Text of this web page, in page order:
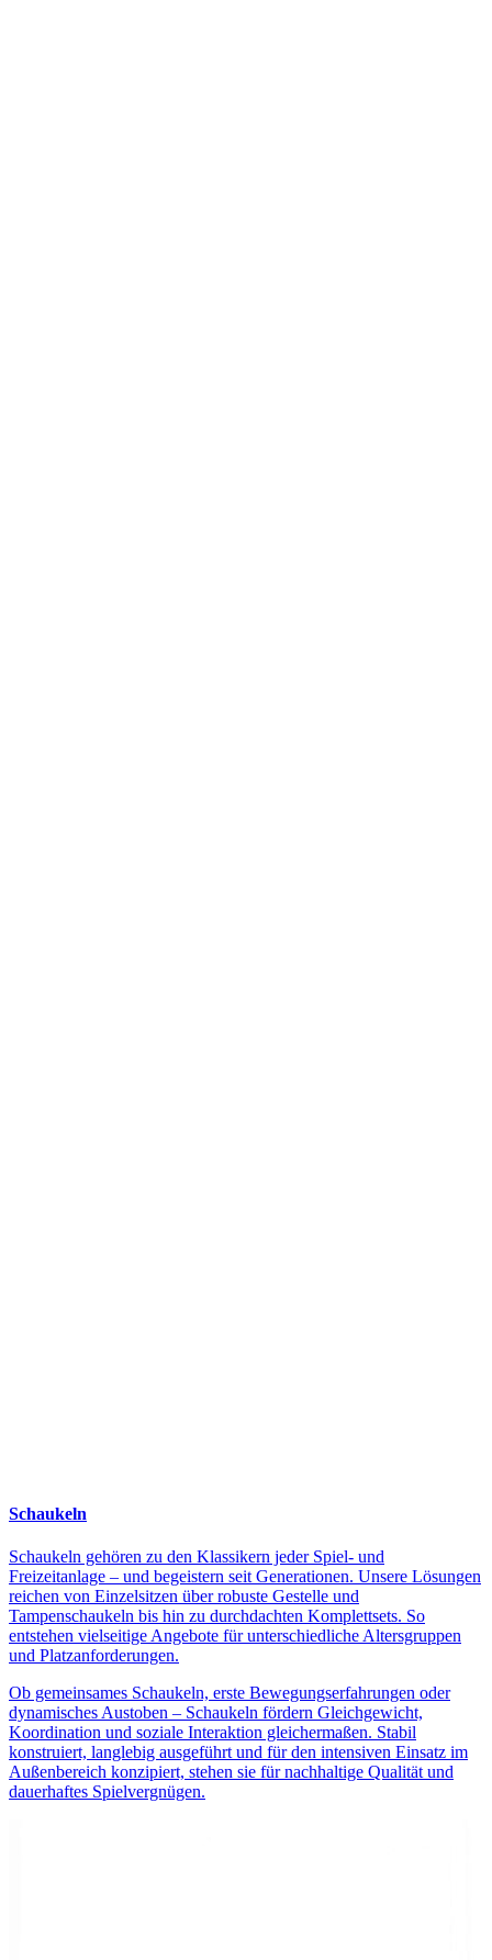
Schaukeln
Schaukeln gehören zu den Klassikern jeder Spiel- und
Freizeitanlage – und begeistern seit Generationen. Unsere Lösungen
reichen von Einzelsitzen über robuste Gestelle und
Tampenschaukeln bis hin zu durchdachten Komplettsets. So
entstehen vielseitige Angebote für unterschiedliche Altersgruppen
und Platzanforderungen.
Ob gemeinsames Schaukeln, erste Bewegungserfahrungen oder
dynamisches Austoben – Schaukeln fördern Gleichgewicht,
Koordination und soziale Interaktion gleichermaßen. Stabil
konstruiert, langlebig ausgeführt und für den intensiven Einsatz im
Außenbereich konzipiert, stehen sie für nachhaltige Qualität und
dauerhaftes Spielvergnügen.